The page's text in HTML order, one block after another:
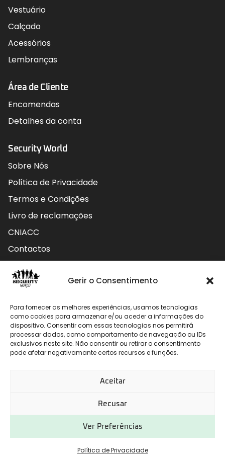
Gerir o Consentimento
Para fornecer as melhores experiências, usamos tecnologias
como cookies para armazenar e/ou aceder a informações do
dispositivo. Consentir com essas tecnologias nos permitirá
processar dados, como comportamento de navegação ou IDs
exclusivos neste site. Não consentir ou retirar o consentimento
pode afetar negativamante certos recursos e funções.
Aceitar
Recusar
Ver Preferências
Política de Privacidade
Vestuário
Calçado
Acessórios
Lembranças
Área de Cliente
Encomendas
Detalhes da conta
Security World
Sobre Nós
Política de Privacidade
Termos e Condições
Livro de reclamações
CNIACC
Contactos
Contactos
912 009 740 (Chamada para rede móvel nacional)
geral@securityworld.pt
Desenvolvido porCHITAS WEBSOLUTIONS